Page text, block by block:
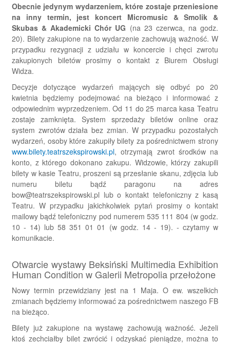
Obecnie jedynym wydarzeniem, które zostaje przeniesione
na inny termin, jest koncert Micromusic & Smolik &
Skubas & Akademicki Chór UG (na 23 czerwca, na godz.
20). Bilety zakupione na to wydarzenie zachowują ważność. W
przypadku rezygnacji z udziału w koncercie i chęci zwrotu
zakupionych biletów prosimy o kontakt z Biurem Obsługi
Widza.
Decyzje dotyczące wydarzeń mających się odbyć po 20
kwietnia będziemy podejmować na bieżąco i informować z
odpowiednim wyprzedzeniem. Od 11 do 25 marca kasa Teatru
zostaje zamknięta. System sprzedaży biletów online oraz
system zwrotów działa bez zmian. W przypadku pozostałych
wydarzeń, osoby które zakupiły bilety za pośrednictwem strony
www.bilety.teatrszekspirowski.pl, otrzymają zwrot środków na
konto, z którego dokonano zakupu. Widzowie, którzy zakupili
bilety w kasie Teatru, proszeni są przesłanie skanu, zdjęcia lub
numeru biletu bądź paragonu na adres
bow@teatrszekspirowski.pl lub o kontakt telefoniczny z kasą
Teatru.W przypadku jakichkolwiek pytań prosimy o kontakt
mailowy bądź telefoniczny pod numerem 535 111 804 (w godz.
10 - 14) lub 58 351 01 01 (w godz. 14 - 19). - czytamy w
komunikacie.
Otwarcie wystawy Beksiński Multimedia Exhibition
Human Condition w Galerii Metropolia przełożone
Nowy termin przewidziany jest na 1 Maja. O ew. wszelkich
zmianach będziemy informować za pośrednictwem naszego FB
na bieżąco.
Bilety już zakupione na wystawę zachowują ważność. Jeżeli
ktoś zechciałby bilet zwrócić i odzyskać pieniądze, można to